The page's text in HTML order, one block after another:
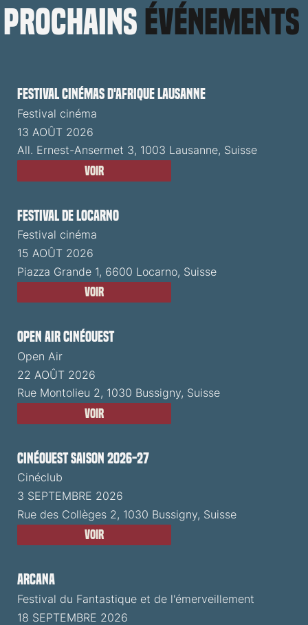
prochains événements
Festival cinémas d'Afrique Lausanne
Festival cinéma
13 AOÛT 2026
All. Ernest-Ansermet 3, 1003 Lausanne, Suisse
Voir
Festival de Locarno
Festival cinéma
15 AOÛT 2026
Piazza Grande 1, 6600 Locarno, Suisse
Voir
Open Air CinéOuest
Open Air
22 AOÛT 2026
Rue Montolieu 2, 1030 Bussigny, Suisse
Voir
CinéOuest Saison 2026-27
Cinéclub
3 SEPTEMBRE 2026
Rue des Collèges 2, 1030 Bussigny, Suisse
Voir
ARCANA
Festival du Fantastique et de l'émerveillement
18 SEPTEMBRE 2026